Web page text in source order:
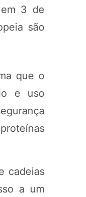
3 de
são
que o
e uso
cadeias
a um